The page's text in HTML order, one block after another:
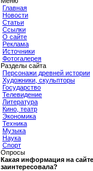
Главная
Новости
Статьи
Ссылки
О сайте
Реклама
Источники
Фотогалерея
Разделы сайта
Персонажи древней истории
Художники, скульпторы
Государство
Телевидение
Литература
Кино, театр
Экономика
Техника
Музыка
Наука
Спорт
Опросы
Какая информация на
заинтересовала?